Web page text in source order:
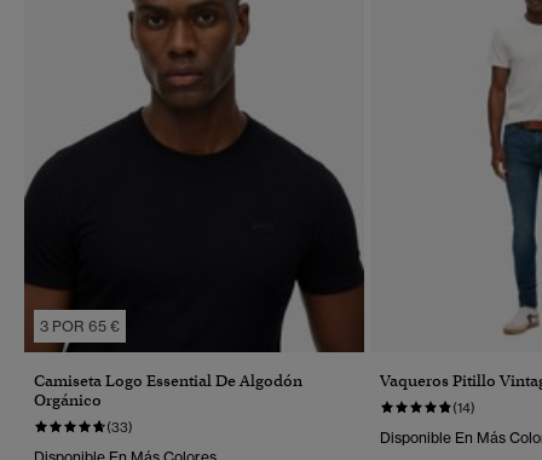
3 POR 65 €
Camiseta Logo Essential De Algodón
Orgánico
(33)
Vaqueros Pitillo
(14)
Disponible En Más